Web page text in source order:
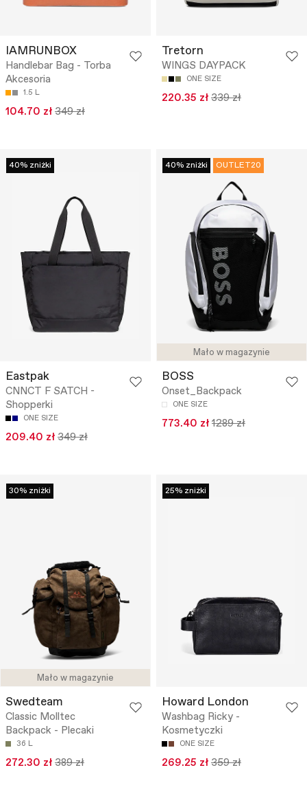
IAMRUNBOX
Handlebar Bag - Torba
Akcesoria
1.5 L
104.70 zł 349 zł
Tretorn
WINGS DAYPACK
ONE SIZE
220.35 zł 339 zł
40% zniżki
Eastpak
CNNCT F SATCH -
Shopperki
ONE SIZE
209.40 zł 349 zł
Mało w magazynie
40% zniżki OUTLET20
BOSS
Onset_Backpack
ONE SIZE
773.40 zł 1289 zł
Mało w magazynie
30% zniżki
Swedteam
Classic Molltec
Backpack - Plecaki
36 L
272.30 zł 389 zł
25% zniżki
Howard London
Washbag Ricky -
Kosmetyczki
ONE SIZE
269.25 zł 359 zł